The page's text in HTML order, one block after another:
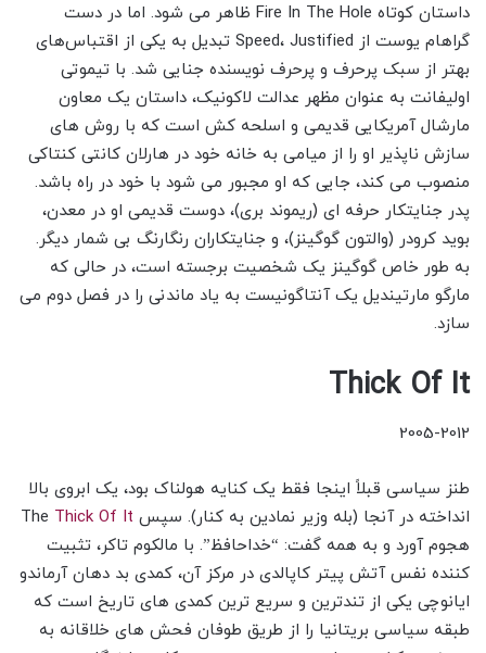
داستان کوتاه Fire In The Hole ظاهر می شود. اما در دست
گراهام یوست از Speed، Justified تبدیل به یکی از اقتباس‌های
بهتر از سبک پرحرف و پرحرف نویسنده جنایی شد. با تیموتی
اولیفانت به عنوان مظهر عدالت لاکونیک، داستان یک معاون
مارشال آمریکایی قدیمی و اسلحه کش است که با روش های
سازش ناپذیر او را از میامی به خانه خود در هارلان کانتی کنتاکی
منصوب می کند، جایی که او مجبور می شود با خود در راه باشد.
پدر جنایتکار حرفه ای (ریموند بری)، دوست قدیمی او در معدن،
بوید کرودر (والتون گوگینز)، و جنایتکاران رنگارنگ بی شمار دیگر.
به طور خاص گوگینز یک شخصیت برجسته است، در حالی که
مارگو مارتیندیل یک آنتاگونیست به یاد ماندنی را در فصل دوم می
سازد.
Thick Of It
2005-2012
طنز سیاسی قبلاً اینجا فقط یک کنایه هولناک بود، یک ابروی بالا
انداخته در آنجا (بله وزیر نمادین به کنار). سپس The Thick Of It
هجوم آورد و به همه گفت: “خداحافظ”. با مالکوم تاکر، تثبیت
کننده نفس آتش پیتر کاپالدی در مرکز آن، کمدی بد دهان آرماندو
ایانوچی یکی از تندترین و سریع ترین کمدی های تاریخ است که
طبقه سیاسی بریتانیا را از طریق طوفان فحش های خلاقانه به